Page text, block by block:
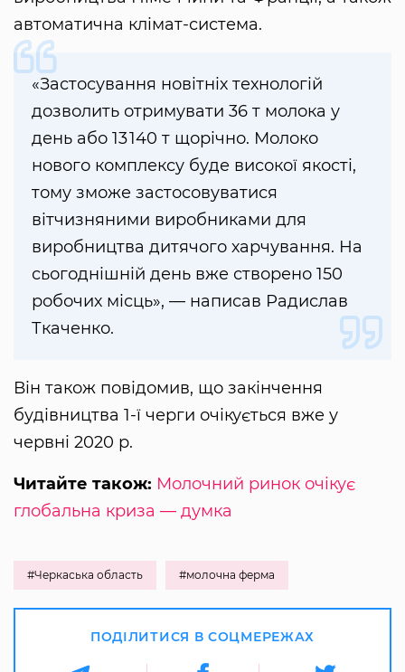
автоматична клімат-система.
«Застосування новітніх технологій
дозволить отримувати 36 т молока у
день або 13 140 т щорічно. Молоко
нового комплексу буде високої якості,
тому зможе застосовуватися
вітчизняними виробниками для
виробництва дитячого харчування. На
сьогоднішній день вже створено 150
робочих місць», — написав Радислав
Ткаченко.
Він також повідомив, що закінчення
будівництва 1-ї черги очікується вже у
червні 2020 р.
Читайте також: Молочний ринок очікує
глобальна криза — думка
#Черкаська область #молочна ферма
ПОДІЛИТИСЯ В СОЦМЕРЕЖАХ